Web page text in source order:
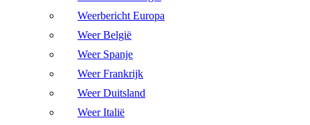
Weerbericht Europa
Weer België
Weer Spanje
Weer Frankrijk
Weer Duitsland
Weer Italië